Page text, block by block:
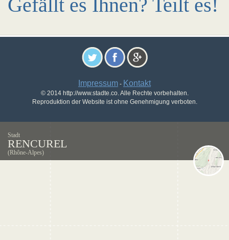
Gefällt es Ihnen? Teilt es!
Impressum - Kontakt
© 2014 http://www.stadte.co. Alle Rechte vorbehalten.
Reproduktion der Website ist ohne Genehmigung verboten.
Stadt
RENCUREL
(Rhône-Alpes)